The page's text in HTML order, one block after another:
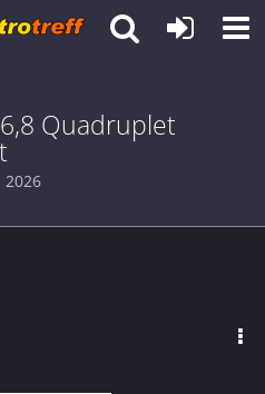
Quadruplet
2026